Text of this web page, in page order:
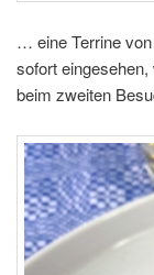
… eine Terrine
sofort eingesehen,
beim zweiten